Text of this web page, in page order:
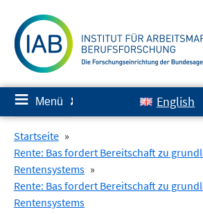
zum
Inhalt
≡ Menü ✘ English
Startseite »
Rente: Bas fordert Bereitschaft zu
Rentensystems »
Rente: Bas fordert Bereitschaft zu
Rentensystems